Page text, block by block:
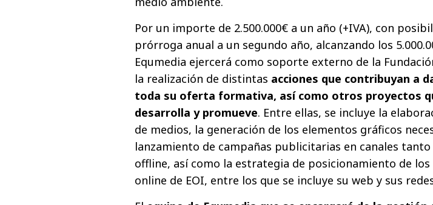
Por un importe de 2.500.000€ a un año (+IVA), con
prórroga anual a un segundo año, alcanzando los
Equmedia ejercerá como soporte externo de la
la realización de distintas acciones que contribuyan a
toda su oferta formativa, así como otros proyectos
desarrolla y promueve. Entre ellas, se incluye la
de medios, la generación de los elementos gráficos
lanzamiento de campañas publicitarias en canales
offline, así como la estrategia de posicionamiento de los
online de EOI, entre los que se incluye su web y sus